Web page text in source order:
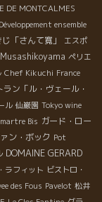
DE MONTCALMES
Développement ensemble
「さんて寛」
エスポ
ペリエ
Chef Kikuchi France
ラン「ル・ヴェール・
ル 仙巌園 Tokyo wine
Bis ガード・ロー
ン・ボック Pot
DOMAINE GERARD
ラフィット ビストロ・
des Fous Pavelot 松井